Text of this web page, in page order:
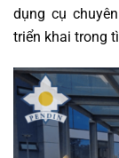
dụng cụ
triển khai trong